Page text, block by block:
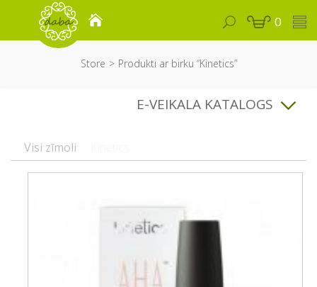
0
Store Produkti ar birku “Kinetics”
E-VEIKALA KATALOGS
Visi zīmoli